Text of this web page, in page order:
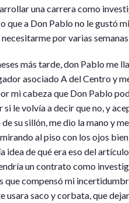
una carrera como
que a Don Pablo no le gustó
por varias
más tarde, don Pablo me
asociado A del Centro y
mi cabeza que Don Pablo
si le volvía a decir que no, y
su sillón, me dio la mano y
al piso con los ojos
idea de qué era eso del
un contrato como
que compensó mi
usara saco y corbata, que